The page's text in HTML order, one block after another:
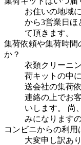
お住いの地域
から3営業日ほ
て頂きます。
集荷依頼や集荷時間
か？
衣類クリーニ
荷キットの中
送会社の集荷
連絡の上でお
いします。 尚
みになります
コンビニからの利用
大変申し訳あ